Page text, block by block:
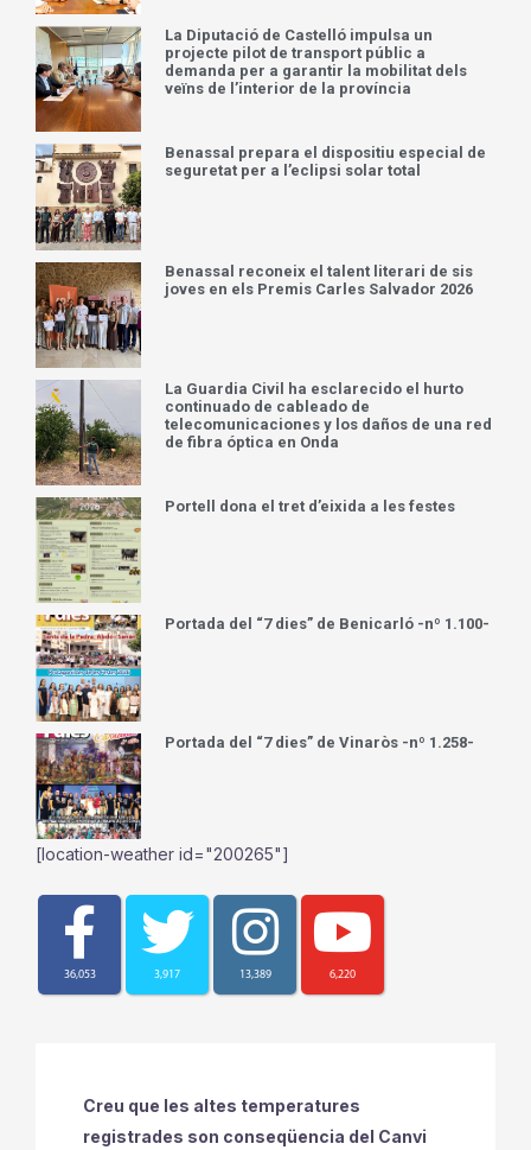
La Diputació de Castelló impulsa un
projecte pilot de transport públic a
demanda per a garantir la mobilitat dels
veïns de l’interior de la província
Benassal prepara el dispositiu especial de
seguretat per a l’eclipsi solar total
Benassal reconeix el talent literari de sis
joves en els Premis Carles Salvador 2026
La Guardia Civil ha esclarecido el hurto
continuado de cableado de
telecomunicaciones y los daños de una red
de fibra óptica en Onda
Portell dona el tret d’eixida a les festes
Portada del “7 dies” de Benicarló -nº 1.100-
Portada del “7 dies” de Vinaròs -nº 1.258-
[location-weather id="200265"]
36,053 3,917 13,389 6,220
Creu que les altes temperatures
registrades son conseqüencia del Canvi